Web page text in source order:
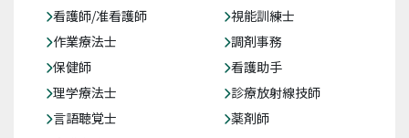
看護師/准看護師
視能訓練士
作業療法士
調剤事務
保健師
看護助手
理学療法士
診療放射線技師
言語聴覚士
薬剤師